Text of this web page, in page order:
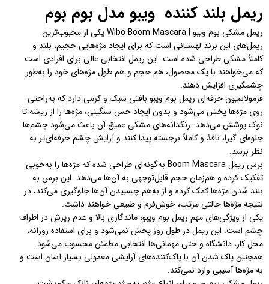
ریمل بلند کننده ویبو مدل بوم بوم
ریمل مشکی بوم ویبو | Wibo Boom Mascara یکی از محبوب‌ترین
ریمل‌های این برند لهستانی است که برای ایجاد مژه‌هایی حجیم، بلند و
کاملاً مشکی طراحی شده است. این ریمل انتخابی عالی برای افرادی است
که می‌خواهند با یک محصول، هم حجم و هم طول مژه‌های خود را به‌طور
چشمگیری افزایش دهند.
فرمولاسیون حرفه‌ای ریمل بوم ویبو بافتی سبک و کرمی دارد که به‌راحتی
روی مژه‌ها پخش می‌شود و بدون ایجاد حس سنگینی، مژه‌ها را از ریشه تا
نوک پوشش می‌دهد. رنگدانه‌های مشکی عمیق آن باعث می‌شود چشم‌ها
جلوه‌ای گیرا، نافذ و کاملاً برجسته پیدا کنند و آرایش چشم حرفه‌ای‌تر به
نظر برسد.
برس ریمل Boom Mascara به‌گونه‌ای طراحی شده که مژه‌ها را به‌خوبی
تفکیک کرده و هم‌زمان حجم قابل‌توجهی به آن‌ها می‌دهد. این برس به
بلند شدن مژه‌ها کمک کرده و از به‌هم چسبیدن آن‌ها جلوگیری می‌کند، در
نتیجه مژه‌ها حالتی مرتب، خوش‌فرم و طبیعی خواهند داشت.
یکی از ویژگی‌های مهم ریمل بوم ویبو، ماندگاری بالا و عدم ریزش در اطراف
چشم است. این ریمل در طول روز پخش نمی‌شود و برای استفاده روزانه،
محل کار، دانشگاه و حتی مهمانی‌ها انتخابی مطمئن محسوب می‌شود.
همچنین پاک شدن آن با پاک‌کننده‌های آرایشی معمولی بسیار آسان است و
به مژه‌ها آسیبی وارد نمی‌کند.